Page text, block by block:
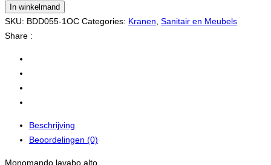
In winkelmand
SKU: BDD055-1OC Categories: Kranen, Sanitair en Meubels
Share :
Beschrijving
Beoordelingen (0)
Monomando lavabo alto.